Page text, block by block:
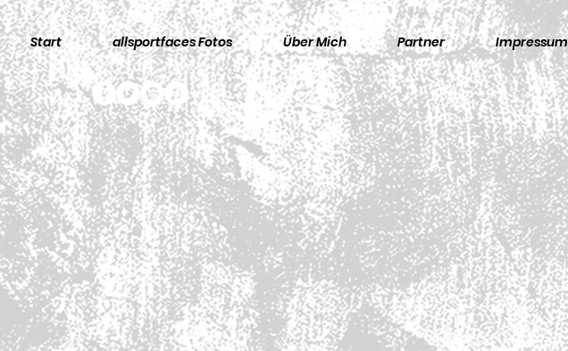
Start allsportfaces Fotos Über Mich Partner Impressum